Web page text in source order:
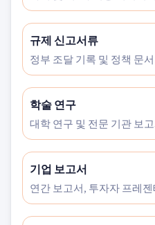
규제 신고서류
정부 조달 기록 및 정책 문서
학술 연구
대학 연구 및 전문 기관 보
기업 보고서
연간 보고서, 투자자 프레